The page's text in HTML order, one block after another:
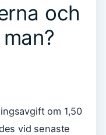
och
om 1,50
vid senaste